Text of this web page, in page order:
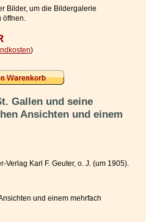
Bilder, um die Bildergalerie
öffnen.
)
Gallen und seine
Ansichten und einem
Verlag Karl F. Geuter, o. J. (um 1905).
und einem mehrfach